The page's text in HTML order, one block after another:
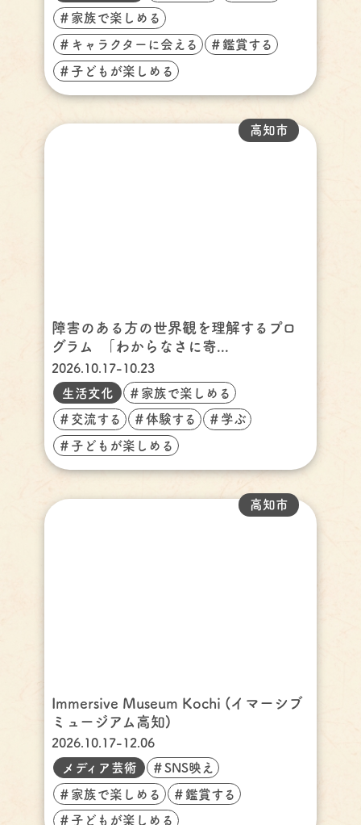
＃家族で楽しめる
＃キャラクターに会える ＃鑑賞する
＃子どもが楽しめる
障害のある方の世界観を理解するプロ
グラム ｢わからなさに寄...
高知市
2026.10.17-10.23
生活文化
＃家族で楽しめる
＃交流する ＃体験する ＃学ぶ
＃子どもが楽しめる
Immersive Museum Kochi (イマーシブ
ミュージアム高知)
高知市
2026.10.17-12.06
メディア芸術
＃SNS映え
＃家族で楽しめる ＃鑑賞する
＃子どもが楽しめる